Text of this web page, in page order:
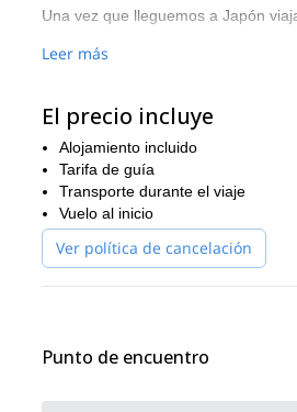
Una vez que lleguemos a Japón
Luego tendremos días y días de
De esta manera, intentaremos
internacional.
Ponte en contacto ahora para
días llena de acción.
Leer más
El precio incluye
Alojamiento incluido
Tarifa de guía
Transporte durante el viaje
Vuelo al inicio
Ver política de cancelación
Punto de encuentro